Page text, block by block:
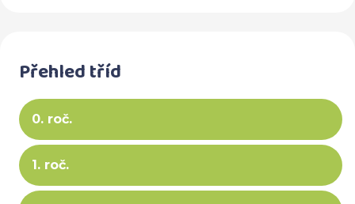
Přehled tříd
0. roč.
1. roč.